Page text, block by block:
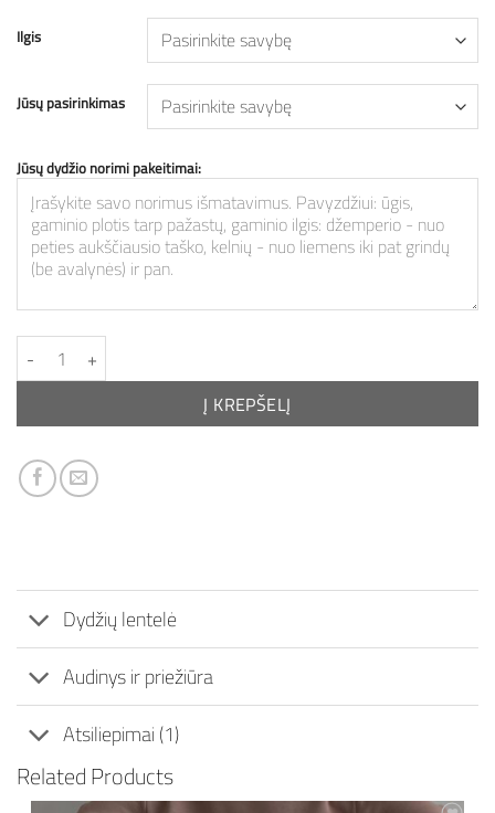
Ilgis
Jūsų pasirinkimas
Jūsų dydžio norimi pakeitimai:
produkto kiekis: Moteriškos PILKOS siaurėjančios kelnės
Į KREPŠELĮ
Dydžių lentelė
Audinys ir priežiūra
Atsiliepimai (1)
Related Products